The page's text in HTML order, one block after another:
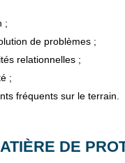
;
de problèmes ;
relationnelles ;
;
fréquents sur le terrain.
DE